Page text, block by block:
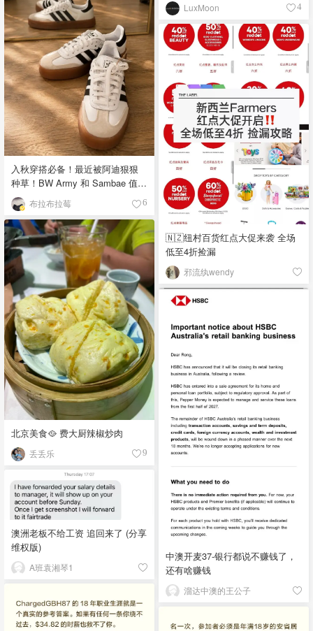
LuxMoon 4
入秋穿搭必备！最近被阿迪狠狠
种草！BW Army 和 Sambae 值得
拥有！布拉布拉莓 6
🇳🇿纽村百货红点大促来袭 全场
低至4折捡漏
邪流纨wendy
北京美食🥘 费大厨辣椒炒肉
丢丢乐 9
中澳开麦37-银行都说不赚钱了，
还有啥赚钱
溜达中澳的王公子
澳洲老板不给工资 追回来了 (分享
维权版)
A班袁湘琴1